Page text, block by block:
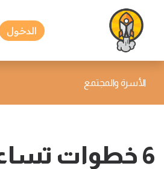
الدخول
الأسرة والمجتمع
6 خطوات